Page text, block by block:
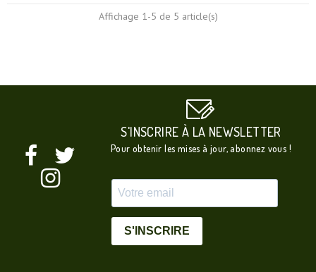
Affichage 1-5 de 5 article(s)
S'INSCRIRE À LA NEWSLETTER
Pour obtenir les mises à jour, abonnez vous !
S'INSCRIRE